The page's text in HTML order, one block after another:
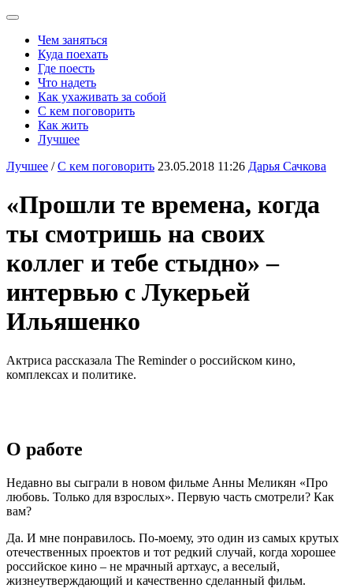
Чем заняться
Куда поехать
Где поесть
Что надеть
Как ухаживать за собой
С кем поговорить
Как жить
Лучшее
Лучшее /С кем поговорить 23.05.2018 11:26 Дарья Сачкова
«Прошли те времена, когда
ты смотришь на своих
коллег и тебе стыдно» –
интервью с Лукерьей
Ильяшенко
Актриса рассказала The Reminder о российском кино,
комплексах и политике.
О работе
Недавно вы сыграли в новом фильме Анны Меликян «Про
любовь. Только для взрослых». Первую часть смотрели? Как
вам?
Да. И мне понравилось. По-моему, это один из самых крутых
отечественных проектов и тот редкий случай, когда хорошее
российское кино – не мрачный артхаус, а веселый,
жизнеутверждающий и качественно сделанный фильм.